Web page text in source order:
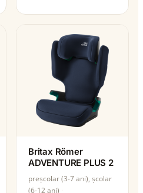
Britax Römer
ADVENTURE PLUS 2
preșcolar (3-7 ani), școlar
(6-12 ani)